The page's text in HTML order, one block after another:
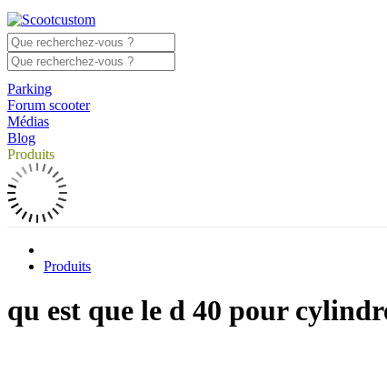
Parking
Forum scooter
Médias
Blog
Produits
Produits
qu est que le d 40 pour